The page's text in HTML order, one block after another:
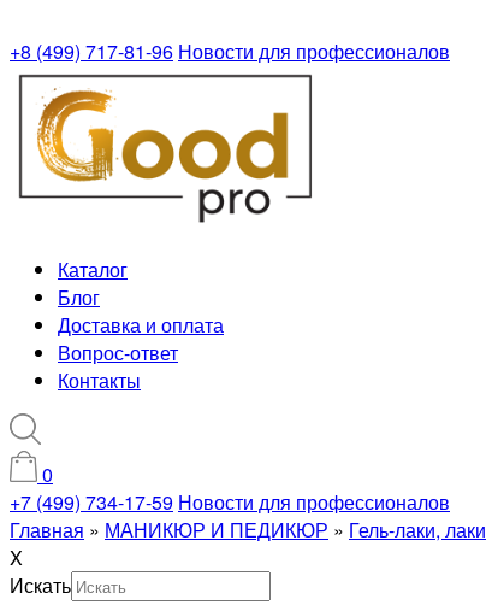
+8 (499) 717-81-96 Новости для профессионалов
Каталог
Блог
Доставка и оплата
Вопрос-ответ
Контакты
0
+7 (499) 734-17-59 Новости для профессионалов
Главная » МАНИКЮР И ПЕДИКЮР » Гель-лаки, лаки
X
Искать